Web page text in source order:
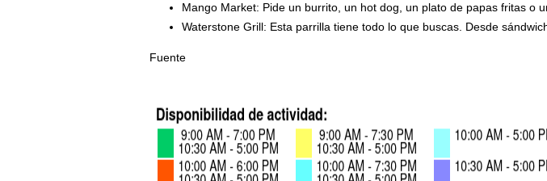
Mango Market: Pide un burrito, un hot dog, un plato de papas fritas o
Waterstone Grill: Esta parrilla tiene todo lo que buscas. Desde
Fuente